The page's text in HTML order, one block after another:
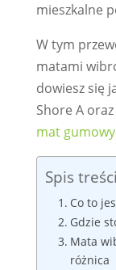
mieszkalne
W tym
matami
dowiesz się
Shore A
mat
Spis treści
Co to
Gdzie
Mata
różnica